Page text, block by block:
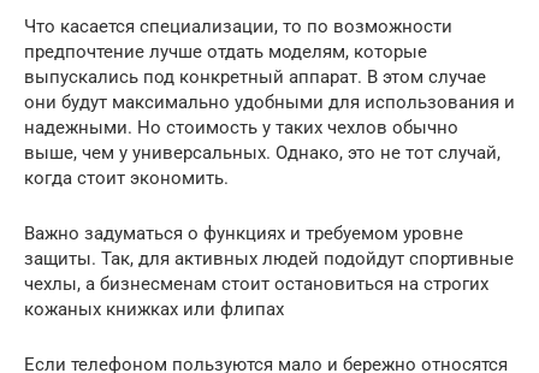
Что касается специализации, то по возможности
предпочтение лучше отдать моделям, которые
выпускались под конкретный аппарат. В этом случае
они будут максимально удобными для использования и
надежными. Но стоимость у таких чехлов обычно
выше, чем у универсальных. Однако, это не тот случай,
когда стоит экономить.
Важно задуматься о функциях и требуемом уровне
защиты. Так, для активных людей подойдут спортивные
чехлы, а бизнесменам стоит остановиться на строгих
кожаных книжках или флипах
Если телефоном пользуются мало и бережно относятся